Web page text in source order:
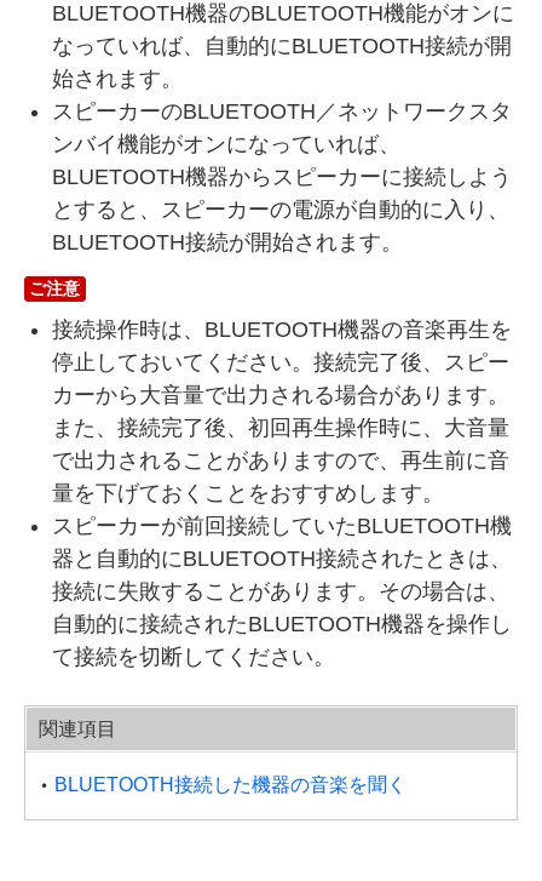
BLUETOOTH機器のBLUETOOTH機能がオンに
なっていれば、自動的にBLUETOOTH接続が開
始されます。
スピーカーのBLUETOOTH／ネットワークスタ
ンバイ機能がオンになっていれば、
BLUETOOTH機器からスピーカーに接続しよう
とすると、スピーカーの電源が自動的に入り、
BLUETOOTH接続が開始されます。
ご注意
接続操作時は、BLUETOOTH機器の音楽再生を
停止しておいてください。接続完了後、スピー
カーから大音量で出力される場合があります。
また、接続完了後、初回再生操作時に、大音量
で出力されることがありますので、再生前に音
量を下げておくことをおすすめします。
スピーカーが前回接続していたBLUETOOTH機
器と自動的にBLUETOOTH接続されたときは、
接続に失敗することがあります。その場合は、
自動的に接続されたBLUETOOTH機器を操作し
て接続を切断してください。
関連項目
BLUETOOTH接続した機器の音楽を聞く